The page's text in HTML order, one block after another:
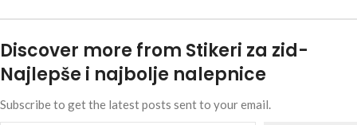
Discover more from Stikeri za zid-
Najlepše i najbolje nalepnice
Subscribe to get the latest posts sent to your email.